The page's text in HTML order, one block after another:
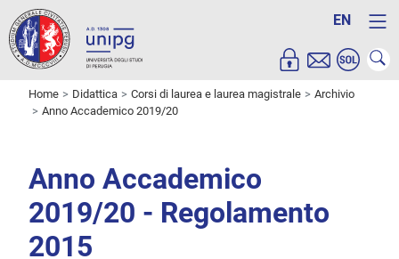
EN
Home Didattica Corsi di laurea e laurea magistrale
Archivio
Anno Accademico 2019/20
Anno Accademico
2019/20 - Regolamento
2015